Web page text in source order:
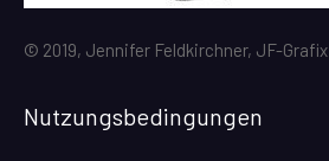
© 2019, Jennifer Feldkirchner, JF-Grafix
Nutzungsbedingungen